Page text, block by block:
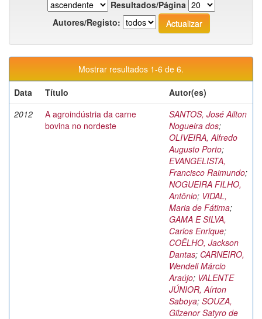
Resultados/Página
Autores/Registo:
Mostrar resultados 1-6 de 6.
Data
Título
Autor(es)
2012
A agroindústria da carne
bovina no nordeste
SANTOS, José Ailton
Nogueira dos;
OLIVEIRA, Alfredo
Augusto Porto;
EVANGELISTA,
Francisco Raimundo;
NOGUEIRA FILHO,
Antônio; VIDAL,
Maria de Fátima;
GAMA E SILVA,
Carlos Enrique;
COÊLHO, Jackson
Dantas; CARNEIRO,
Wendell Márcio
Araújo; VALENTE
JÚNIOR, Aírton
Saboya; SOUZA,
Gilzenor Satyro de